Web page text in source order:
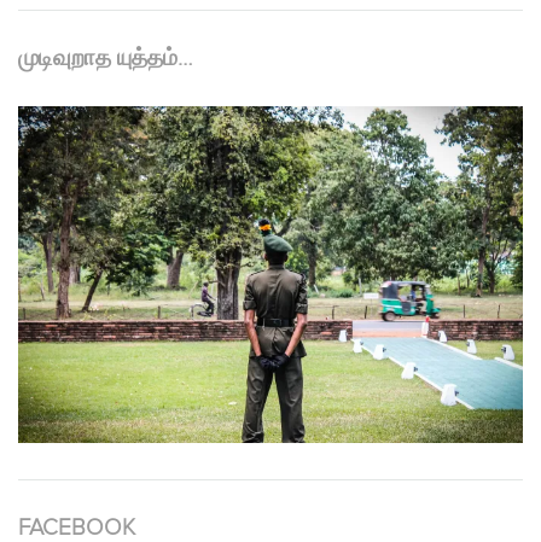
முடிவுறாத யுத்தம்…
FACEBOOK